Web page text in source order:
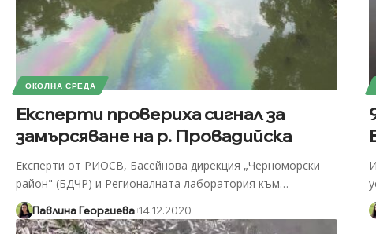
ОКОЛНА СРЕДА
Експерти провериха сигнал за
замърсяване на р. Провадийска
Експерти от РИОСВ, Басейнова дирекция „Черноморски
район" (БДЧР) и Регионалната лаборатория към…
Павлина Георгиева 14.12.2020